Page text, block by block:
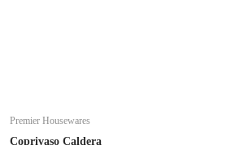
Premier Housewares
Coprivaso Caldera